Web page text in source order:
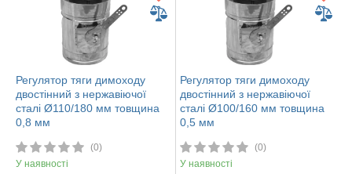
Регулятор тяги димоходу
двостінний з нержавіючої
сталі Ø110/180 мм товщина
0,8 мм
(0)
У наявності
Регулятор тяги димоходу
двостінний з нержавіючої
сталі Ø100/160 мм товщина
0,5 мм
(0)
У наявності